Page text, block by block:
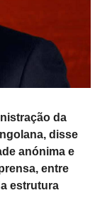
da
disse
anónima e
entre
estrutura